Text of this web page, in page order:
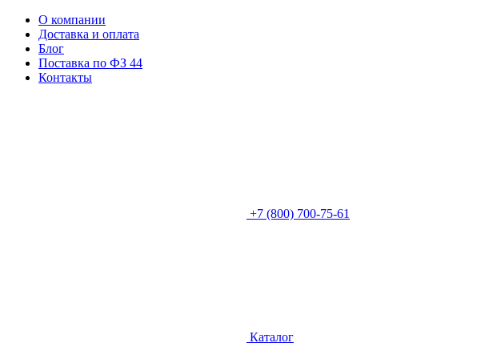
О компании
Доставка и оплата
Блог
Поставка по ФЗ 44
Контакты
+7 (800) 700-75-61
Каталог